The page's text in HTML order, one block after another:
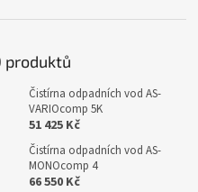
produktů
Čistírna odpadních vod AS-
VARIOcomp 5K
51 425 Kč
Čistírna odpadních vod AS-
MONOcomp 4
66 550 Kč